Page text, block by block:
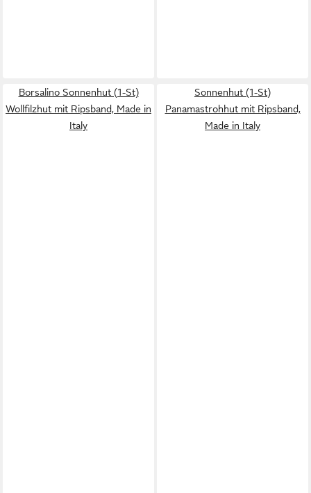
Borsalino Sonnenhut (1-St)
Wollfilzhut mit Ripsband, Made in
Italy
Sonnenhut (1-St)
Panamastrohhut mit Ripsband,
Made in Italy